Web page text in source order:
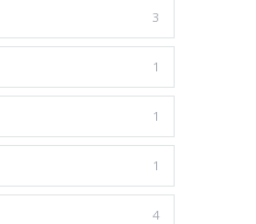
3
1
1
1
4